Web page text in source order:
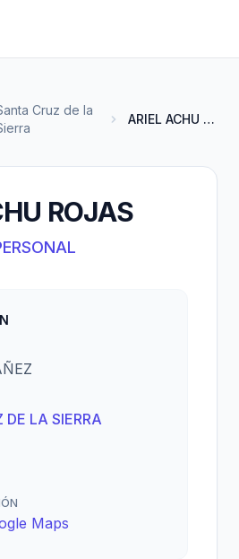
Cruz de la
ARIEL ACHU ROJAS
ROJAS
LA SIERRA
Maps